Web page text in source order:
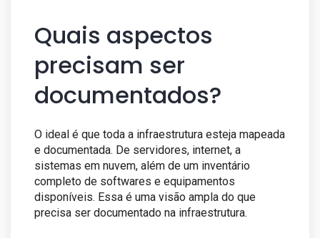
Quais aspectos
precisam ser
documentados?
O ideal é que toda a infraestrutura esteja mapeada
e documentada. De servidores, internet, a
sistemas em nuvem, além de um inventário
completo de softwares e equipamentos
disponíveis. Essa é uma visão ampla do que
precisa ser documentado na infraestrutura.